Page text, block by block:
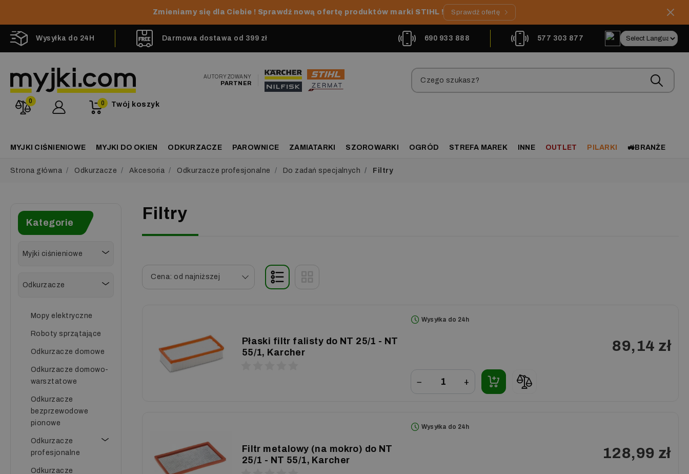
Zmieniamy się dla Ciebie ! Sprawdź nową ofertę produktów marki STIHL ! Sprawdź ofertę
Wysyłka do 24H Darmowa dostawa od 399 zł 690 933 888 577 303 877
AUTORYZOWANY
PARTNER
0 Twój koszyk
0
MYJKI CIŚNIENIOWE MYJKI DO OKIEN ODKURZACZE PAROWNICE ZAMIATARKI SZOROWARKI OGRÓD STREFA MAREK INNE OUTLET PILARKI 🚜BRANŻE
Strona główna Odkurzacze Akcesoria Odkurzacze profesjonalne Do zadań specjalnych Filtry
Kategorie
Myjki ciśnieniowe
Odkurzacze
Mopy elektryczne
Roboty sprzątające
Odkurzacze domowe
Odkurzacze domowo-
warsztatowe
Odkurzacze
bezprzewodowe
pionowe
Odkurzacze
profesjonalne
Odkurzacze
Filtry
Cena: od najniższej
Płaski filtr falisty do NT 25/1 - NT
55/1, Karcher
Wysyłka do 24h
89,14 zł
− +
Filtr metalowy (na mokro) do NT
25/1 - NT 55/1, Karcher
Wysyłka do 24h
128,99 zł